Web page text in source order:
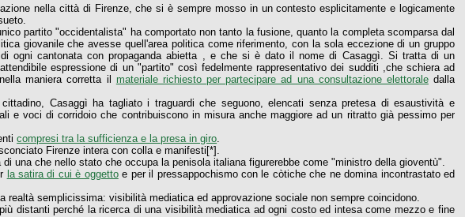
nella città di Firenze, che si è sempre mosso in un contesto esplicitamente e logicamente
partito "occidentalista" ha comportato non tanto la fusione, quanto la completa scomparsa dal
giovanile che avesse quell'area politica come riferimento, con la sola eccezione di un gruppo
ogni cantonata con propaganda abietta , e che si è dato il nome di Casaggì. Si tratta di un
espressione di un "partito" così fedelmente rappresentativo dei sudditi ,che schiera ad
maniera corretta il materiale richiesto per partecipare ad una consultazione elettoraledalla
Casaggì ha tagliato i traguardi che seguono, elencati senza pretesa di esaustività e
e voci di corridoio che contribuiscono in misura anche maggiore ad un ritratto già pessimo per
compresi tra la sufficienza e la presa in giro.
Firenze intera con colla e manifesti[*].
di una che nello stato che occupa la penisola italiana figurerebbe come "ministro della gioventù".
la satira di cui è oggettoe per il pressappochismo con le còtiche che ne domina incontrastato ed
realtà semplicissima: visibilità mediatica ed approvazione sociale non sempre coincidono.
distanti perché la ricerca di una visibilità mediatica ad ogni costo ed intesa come mezzo e fine